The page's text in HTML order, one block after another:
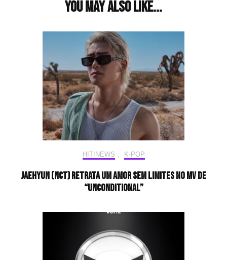
You may also like...
HIT!NEWS , K-POP
JAEHYUN (NCT) retrata um amor sem limites no MV de
“Unconditional”